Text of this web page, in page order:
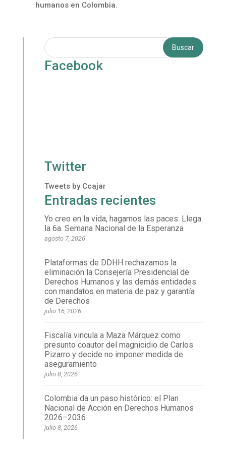
humanos en Colombia.
Facebook
Twitter
Tweets by Ccajar
Entradas recientes
Yo creo en la vida, hagamos las paces: Llega
la 6a. Semana Nacional de la Esperanza
agosto 7, 2026
Plataformas de DDHH rechazamos la
eliminación la Consejería Presidencial de
Derechos Humanos y las demás entidades
con mandatos en materia de paz y garantía
de Derechos
julio 16, 2026
Fiscalía vincula a Maza Márquez como
presunto coautor del magnicidio de Carlos
Pizarro y decide no imponer medida de
aseguramiento
julio 8, 2026
Colombia da un paso histórico: el Plan
Nacional de Acción en Derechos Humanos
2026–2036
julio 8, 2026